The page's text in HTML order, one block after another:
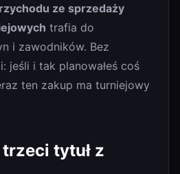
ze sprzedaży
trafia do
i zawodników. Bez
jeśli i tak planowałeś coś
ten zakup ma turniejowy
tytuł z